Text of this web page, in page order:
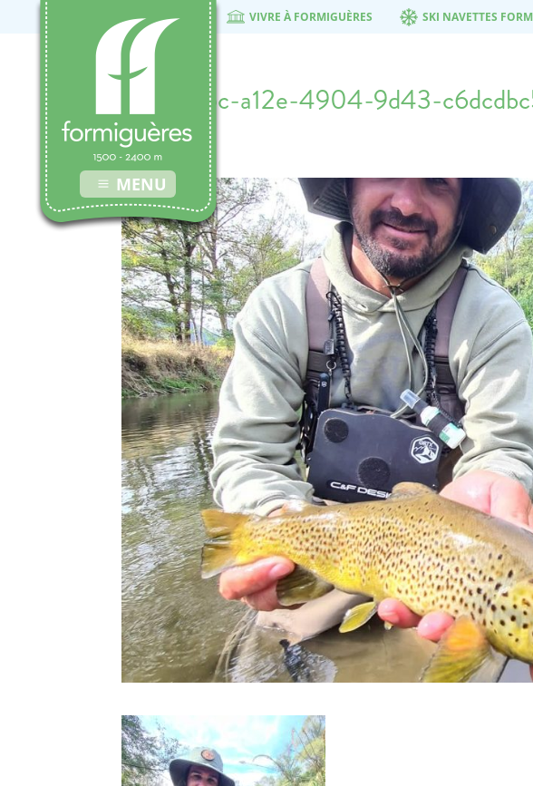
MENU
VIVRE À FORMIGUÈRES SKI NAVETTES
6eb0f85c-a12e-4904-9d43-
14 mai 2024